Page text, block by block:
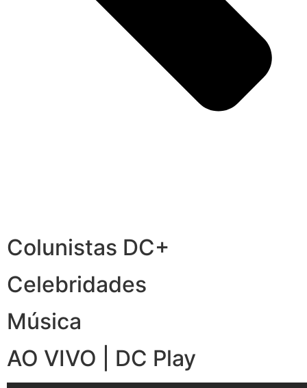
Colunistas DC+
Celebridades
Música
AO VIVO | DC Play